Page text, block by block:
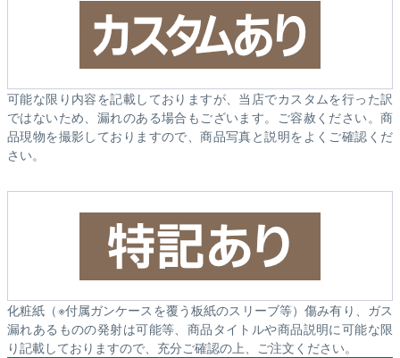
可能な限り内容を記載しておりますが、当店でカスタムを行った訳
ではないため、漏れのある場合もございます。ご容赦ください。商
品現物を撮影しておりますので、商品写真と説明をよくご確認くだ
さい。
化粧紙（※付属ガンケースを覆う板紙のスリーブ等）傷み有り、ガス
漏れあるものの発射は可能等、商品タイトルや商品説明に可能な限
り記載しておりますので、充分ご確認の上、ご注文ください。